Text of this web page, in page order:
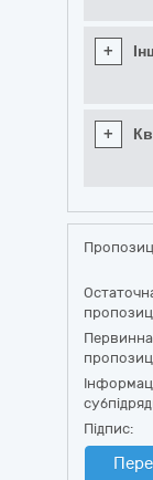
+
+
Первинна
Підпис: